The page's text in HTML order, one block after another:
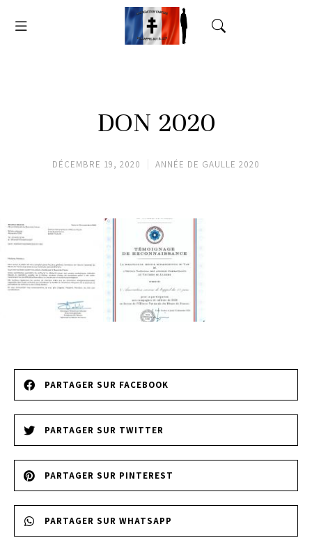
DON 2020
DÉCEMBRE 19, 2020 ANNÉE DE GAULLE 2020
PARTAGER SUR FACEBOOK
PARTAGER SUR TWITTER
PARTAGER SUR PINTEREST
PARTAGER SUR WHATSAPP